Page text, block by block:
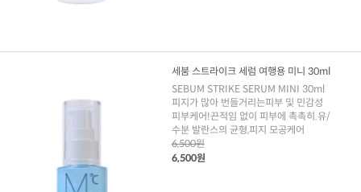
세붐 스트라이크 세럼 여행용 미니 30ml
SEBUM STRIKE SERUM MINI 30ml
피지가 많아 번들거리는피부 및 민감성
피부케어!끈적임 없이 피부에 촉촉히.유/
수분 발란스의 균형,피지 모공케어
6,500원
6,500원